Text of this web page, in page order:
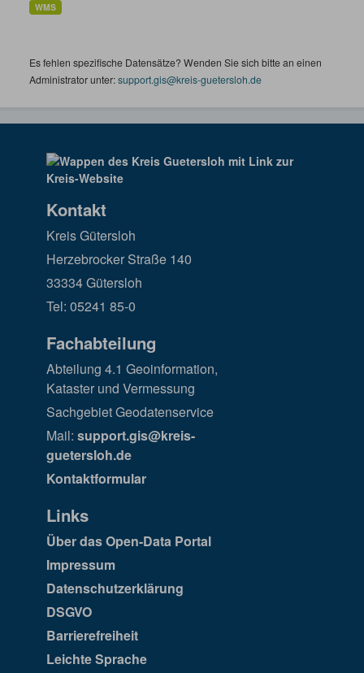
WMS
Es fehlen spezifische Datensätze? Wenden Sie sich bitte an einen
Administrator unter:support.gis@kreis-guetersloh.de
Kontakt
Kreis Gütersloh
Herzebrocker Straße 140
33334 Gütersloh
Tel: 05241 85-0
Fachabteilung
Abteilung 4.1 Geoinformation,
Kataster und Vermessung
Sachgebiet Geodatenservice
Mail: support.gis@kreis-
guetersloh.de
Kontaktformular
Links
Über das Open-Data Portal
Impressum
Datenschutzerklärung
DSGVO
Barrierefreiheit
Leichte Sprache